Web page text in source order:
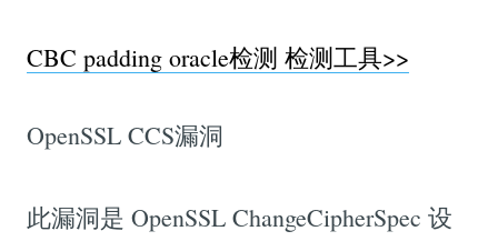
CBC padding oracle检测 检测工具>>
OpenSSL CCS漏洞
此漏洞是 OpenSSL ChangeCipherSpec 设